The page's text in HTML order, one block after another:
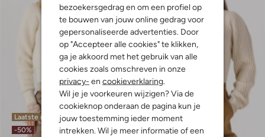
bezoekersgedrag en om een profiel op
te bouwen van jouw online gedrag voor
gepersonaliseerde advertenties. Door
op "Accepteer alle cookies" te klikken,
ga je akkoord met het gebruik van alle
cookies zoals omschreven in onze
privacy- en cookieverklaring.
Wil je je voorkeuren wijzigen? Via de
cookieknop onderaan de pagina kun je
jouw toestemming ieder moment
intrekken. Wil je meer informatie of een
Laatste maten
-50%
-20%